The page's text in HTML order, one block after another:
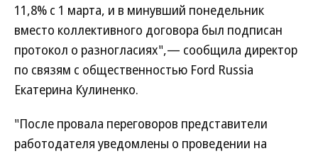
11,8% с 1 марта, и в минувший понедельник
вместо коллективного договора был подписан
протокол о разногласиях",— сообщила директор
по связям с общественностью Ford Russia
Екатерина Кулиненко.
"После провала переговоров представители
работодателя уведомлены о проведении на